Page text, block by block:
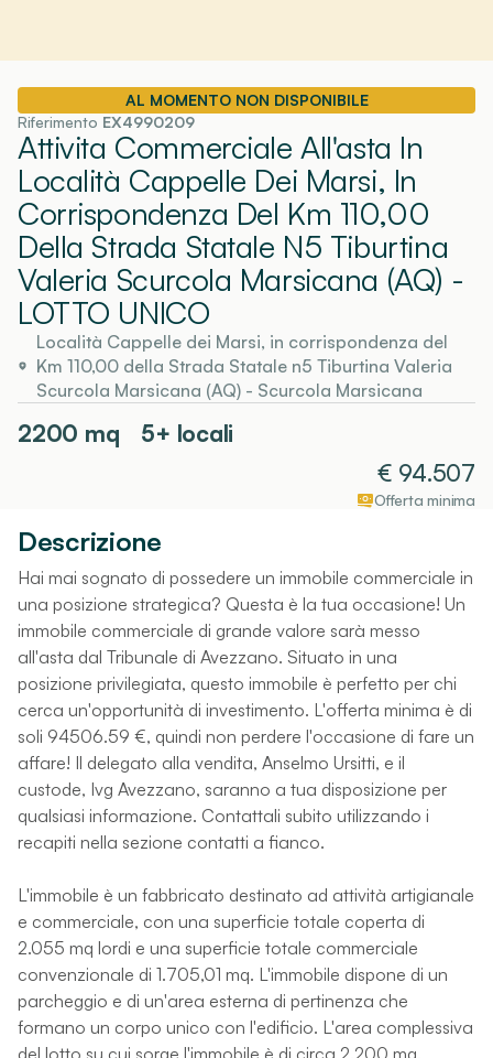
AL MOMENTO NON DISPONIBILE
Riferimento EX4990209
Attivita Commerciale All'asta In
Località Cappelle Dei Marsi, In
Corrispondenza Del Km 110,00
Della Strada Statale N5 Tiburtina
Valeria Scurcola Marsicana (AQ) -
LOTTO UNICO
Località Cappelle dei Marsi, in corrispondenza del
Km 110,00 della Strada Statale n5 Tiburtina Valeria
Scurcola Marsicana (AQ)- Scurcola Marsicana
2200 mq
5+ locali
€ 94.507
Offerta minima
Descrizione
Hai mai sognato di possedere un immobile commerciale in
una posizione strategica? Questa è la tua occasione! Un
immobile commerciale di grande valore sarà messo
all'asta dal Tribunale di Avezzano. Situato in una
posizione privilegiata, questo immobile è perfetto per chi
cerca un'opportunità di investimento. L'offerta minima è di
soli 94506.59 €, quindi non perdere l'occasione di fare un
affare! Il delegato alla vendita, Anselmo Ursitti, e il
custode, Ivg Avezzano, saranno a tua disposizione per
qualsiasi informazione. Contattali subito utilizzando i
recapiti nella sezione contatti a fianco.
L'immobile è un fabbricato destinato ad attività artigianale
e commerciale, con una superficie totale coperta di
2.055 mq lordi e una superficie totale commerciale
convenzionale di 1.705,01 mq. L'immobile dispone di un
parcheggio e di un'area esterna di pertinenza che
formano un corpo unico con l'edificio. L'area complessiva
del lotto su cui sorge l'immobile è di circa 2.200 mq.